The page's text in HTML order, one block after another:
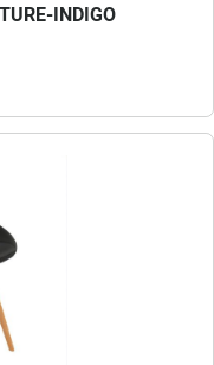
INDIGO